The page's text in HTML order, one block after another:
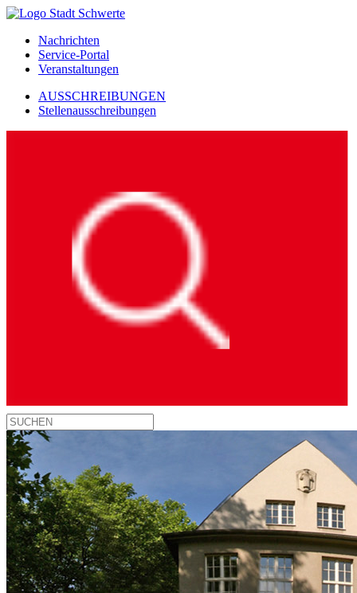
Nachrichten
Service-Portal
Veranstaltungen
AUSSCHREIBUNGEN
Stellenausschreibungen